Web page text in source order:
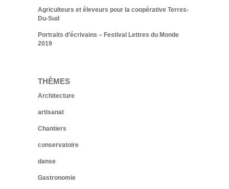
Agriculteurs et éleveurs pour la coopérative Terres-
Du-Sud
Portraits d’écrivains – Festival Lettres du Monde
2019
THÈMES
Architecture
artisanat
Chantiers
conservatoire
danse
Gastronomie